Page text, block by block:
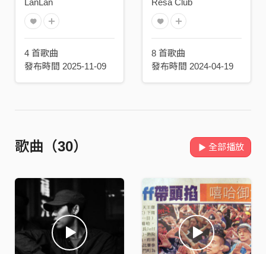
LanLan
4 首歌曲
發布時間 2025-11-09
Resa Club
8 首歌曲
發布時間 2024-04-19
歌曲（30） 全部播放